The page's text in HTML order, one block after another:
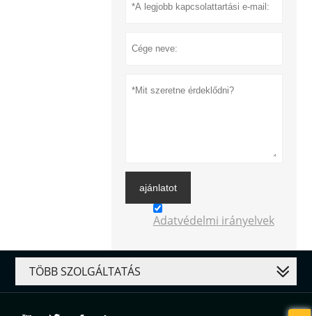
ajánlatot
Adatvédelmi irányelvek
TÖBB SZOLGÁLTATÁS